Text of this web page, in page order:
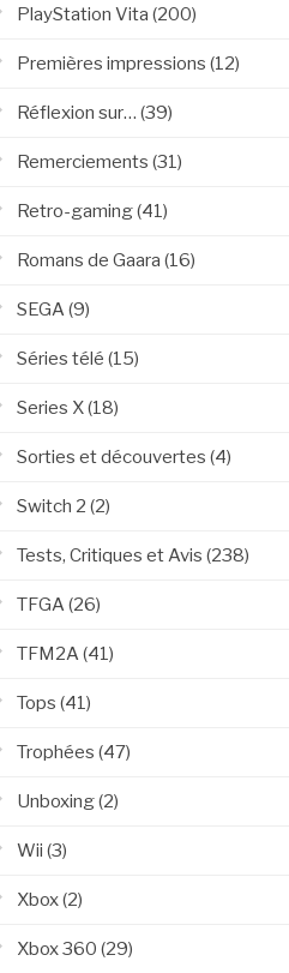
PlayStation Vita (200)
Premières impressions (12)
Réflexion sur… (39)
Remerciements (31)
Retro-gaming(41)
Romans de Gaara (16)
SEGA (9)
Séries télé (15)
Series X(18)
Sorties et découvertes (4)
Switch 2 (2)
Tests, Critiques et Avis (238)
TFGA (26)
TFM2A (41)
Tops (41)
Trophées (47)
Unboxing(2)
Wii (3)
Xbox(2)
Xbox 360 (29)